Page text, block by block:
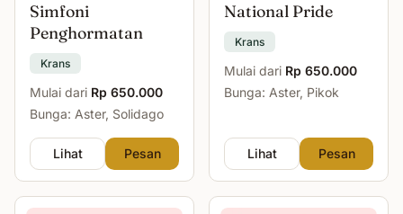
Simfoni
Penghormatan
Krans
Mulai dari Rp 650.000
Bunga: Aster, Solidago
Lihat Pesan
National Pride
Krans
Mulai dari Rp 650.000
Bunga: Aster, Pikok
Lihat Pesan